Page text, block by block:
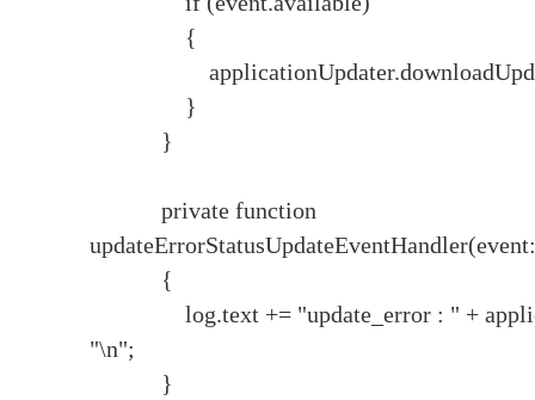
{
}
}
private function
{
log.text += "update_error : " +
"\n";
}